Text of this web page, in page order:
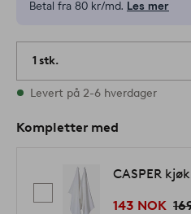
Betal fra 80 kr/md. Les mer
1 stk.
På lager
Levert på 2-6 hverdager
Kompletter med
CASPER
143 NOK